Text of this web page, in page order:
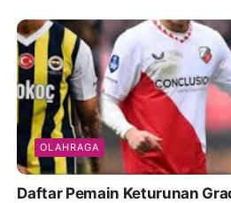
OLAHRAGA
Daftar Pemain Keturunan